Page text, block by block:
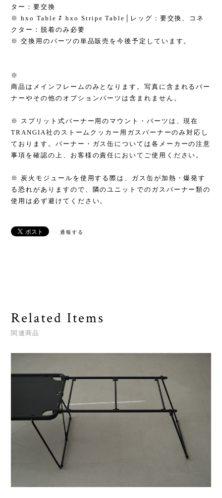
ター：要交換
※ hxo Table ⇄ hxo Stripe Table│レッグ：要交換、コネ
クター：脱着のみ必要
※ 交換用のパーツの単品販売を今後予定しています。
※
商品はメインフレームのみとなります。写真に含まれるバー
ナーやその他のオプションパーツは含まれません。
※ スプリット式バーナー用のマウント・パーツは、現在
TRANGIA社のストームクッカー用ガスバーナーのみ対応し
ております。バーナー・ガス缶については各メーカーの注意
事項を確認の上、お客様の責任においてご使用ください。
※ 炭火モジュールを使用する際は、ガス缶が加熱・爆発す
る恐れがありますので、隣のユニットでのガスバーナー類の
使用は必ず避けてください。
通報する
Related Items
関連商品